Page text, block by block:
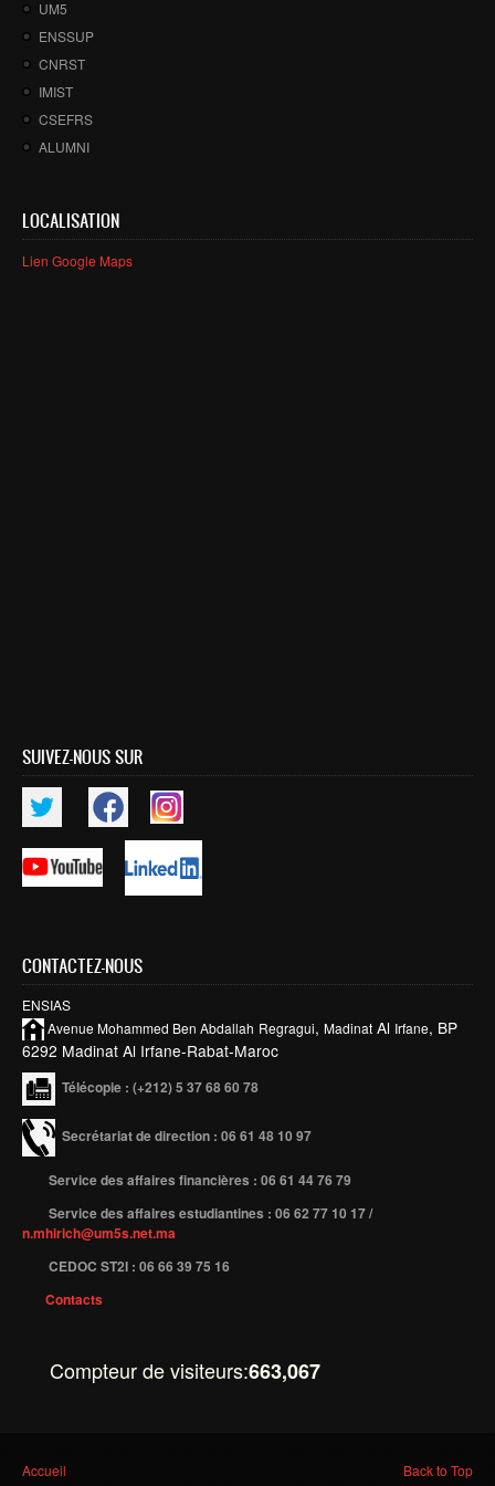
Master SDBD
ALUMNI
FORMATIONS
Ingénierie Intelligence Artificielle (2IA)
Smart Supply Chain & Logistics (2SCL)
Centre de Recherche : Rabat Information Technology
Center
Composition du Rabat IT Center
Les Equipes de Recherche
FORMATION DOCTORALE
Publications par année
Publications indexées
Progression des Publications
Manifestations Scientifiques
Valorisation
Brevets d’inventions
Politique
INTERNATIONAL
UM5
ENSSUP
CNRST
IMIST
CSEFRS
ALUMNI
LOCALISATION
Lien Google Maps
SUIVEZ-NOUS SUR
CONTACTEZ-NOUS
ENSIAS
Avenue Mohammed Ben Abdallah Regragui, Madinat Al Irfane, BP
6292 Madinat Al Irfane-Rabat-Maroc
Télécopie : (+212) 5 37 68 60 78
Secrétariat de direction : 06 61 48 10 97
Service des affaires financières : 06 61 44 76 79
Service des affaires estudiantines : 06 62 77 10 17 /
n.mhirich@um5s.net.ma
CEDOC ST2I : 06 66 39 75 16
Contacts
Compteur de visiteurs:663,067
Vous êtes ici
Accueil Back to Top